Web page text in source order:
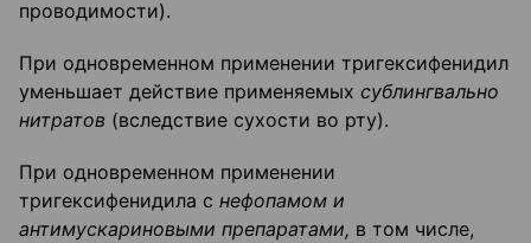
проводимости).
При одновременном применении тригексифенидил
уменьшает действие применяемых сублингвально
нитратов (вследствие сухости во рту).
При одновременном применении
тригексифенидила с нефопамом и
антимускариновыми препаратами, в том числе,